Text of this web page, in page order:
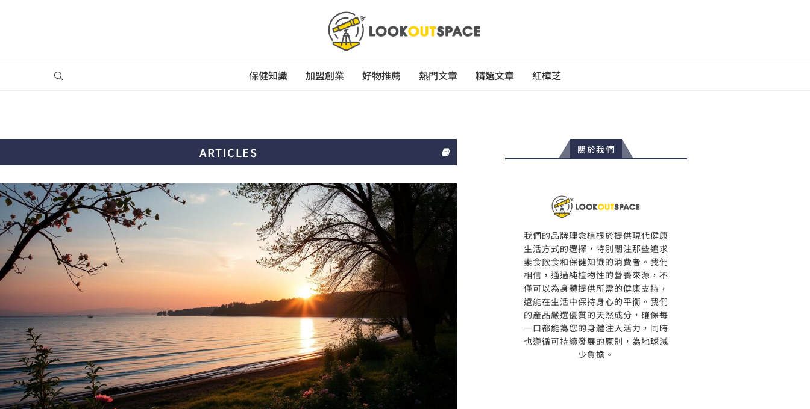
保健知識 加盟創業 好物推薦 熱門文章 精選文章 紅樟芝
ARTICLES 關於我們
我們的品牌理念植根於提供現代健康
生活方式的選擇，特別關注那些追求
素食飲食和保健知識的消費者。我們
相信，通過純植物性的營養來源，不
僅可以為身體提供所需的健康支持，
還能在生活中保持身心的平衡。我們
的產品嚴選優質的天然成分，確保每
一口都能為您的身體注入活力，同時
也遵循可持續發展的原則，為地球減
少負擔。